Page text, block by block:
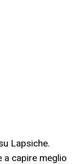
Lapsiche.
a capire meglio